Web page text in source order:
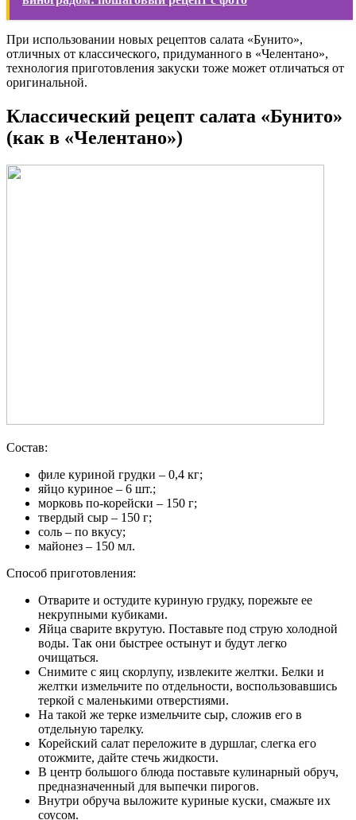
При использовании новых рецептов салата «Бунито»,
отличных от классического, придуманного в «Челентано»,
технология приготовления закуски тоже может отличаться от
оригинальной.
Классический рецепт салата «Бунито»
(как в «Челентано»)
Состав:
филе куриной грудки – 0,4 кг;
яйцо куриное – 6 шт.;
морковь по-корейски – 150 г;
твердый сыр – 150 г;
соль – по вкусу;
майонез – 150 мл.
Способ приготовления:
Отварите и остудите куриную грудку, порежьте ее
некрупными кубиками.
Яйца сварите вкрутую. Поставьте под струю холодной
воды. Так они быстрее остынут и будут легко
очищаться.
Снимите с яиц скорлупу, извлеките желтки. Белки и
желтки измельчите по отдельности, воспользовавшись
теркой с маленькими отверстиями.
На такой же терке измельчите сыр, сложив его в
отдельную тарелку.
Корейский салат переложите в дуршлаг, слегка его
отожмите, дайте стечь жидкости.
В центр большого блюда поставьте кулинарный обруч,
предназначенный для выпечки пирогов.
Внутри обруча выложите куриные куски, смажьте их
соусом.